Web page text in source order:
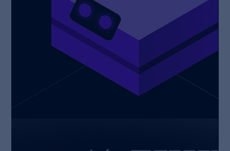
Automatisierungshardware, softwaredefinierter
Robotersteuerung, industrietauglicher Simulation sowie